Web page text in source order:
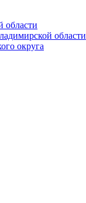
области
области
округа